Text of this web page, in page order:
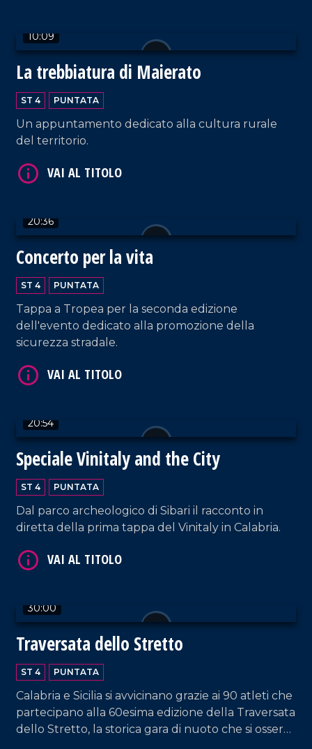
10:09
La trebbiatura di Maierato
ST 4 PUNTATA
Un appuntamento dedicato alla cultura rurale
del territorio.
20:36
Concerto per la vita
ST 4 PUNTATA
Tappa a Tropea per la seconda edizione
dell'evento dedicato alla promozione della
sicurezza stradale.
20:54
Speciale Vinitaly and the City
ST 4 PUNTATA
Dal parco archeologico di Sibari il racconto in
diretta della prima tappa del Vinitaly in Calabria.
30:00
Traversata dello Stretto
ST 4 PUNTATA
Calabria e Sicilia si avvicinano grazie ai 90 atleti che
partecipano alla 60esima edizione della Traversata
dello Stretto, la storica gara di nuoto che si osserva
VAI AL TITOLO
VAI AL TITOLO